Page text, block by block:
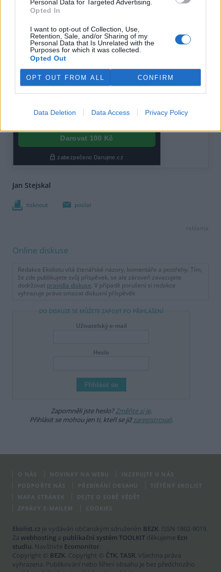
Personal Data for Targeted Advertising.
Opted In
I want to opt-out of Collection, Use,
Retention, Sale, and/or Sharing of my
Personal Data that Is Unrelated with the
Purposes for which it was collected.
Opted Out
OPT OUT FROM ALL CONFIRM
Data Deletion Data Access Privacy Policy
Jan Stejskal
tisknout poslat
reklama
Online diskuse
Redakce Ekolistu vítá čtenářské názory, komentáře a postřehy. Tím,
že zde publikujete svůj příspěvek, se ale zároveň zavazujete
dodržovat pravidla diskuse. V případě porušení si redakce
vyhrazuje právo smazat diskusní příspěvěk
DO DISKUZE SE MŮŽETE ZAPOJIT PO PŘIHLÁŠENÍ
Uživatelský e-mail
Heslo
Zapomněli jste heslo?Změňte si je.
Přihlásit se mohou jen ti, kteří se jižzaregistrovali.
O NÁS NOVINKY NA WEBU
INZERUJTE U NÁS
PODPOŘTE NÁS
PŘEBÍRÁNÍ OBSAHU
TIŠTĚNÝ EKOLIST
MAPA STRÁNEK
DEJTE O SOBĚ VĚDĚT
ZPRÁVY E-MAILEM
COOKIES
Ekolist.cz je vydáván občanským sdružením BEZK. ISSN 1802-9019.
Za webhosting a publikační systém TOOLKIT děkujeme Ecn
studiu. Navštivte Ecomonitor.
Copyright © BEZK. Copyright © ČTK, TASR. Všechna práva
vyhrazena. Publikování nebo šíření obsahu je bez předchozího